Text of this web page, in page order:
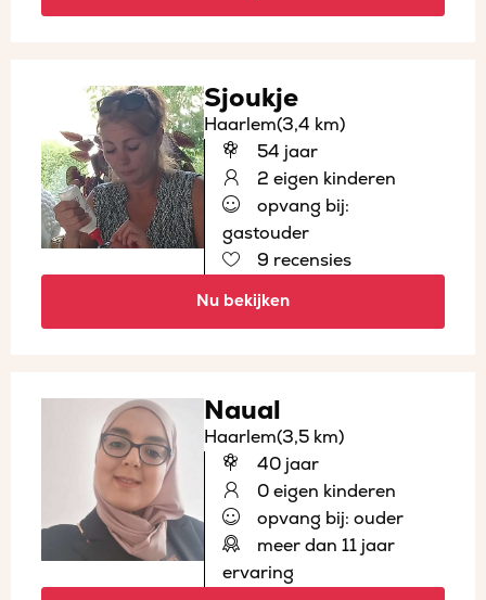
Sjoukje
Haarlem(3,4 km)
54 jaar
2 eigen kinderen
opvang bij:
gastouder
9 recensies
Nu bekijken
Naual
Haarlem(3,5 km)
40 jaar
0 eigen kinderen
opvang bij: ouder
meer dan 11 jaar
ervaring